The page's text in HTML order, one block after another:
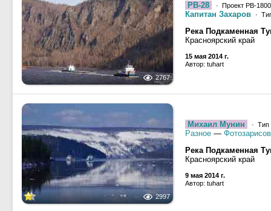
2767
РВ-28 · Проект РВ-
Капитан Захаров ·
Река Подкаменная
Красноярский край
15 мая 2014 г.
Автор: tuhart
2997
Михаил Мунин · Тип
Разное —
Река Подкаменная
Красноярский край
9 мая 2014 г.
Автор: tuhart